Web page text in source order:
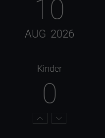
10
AUG 2026
Kinder
0